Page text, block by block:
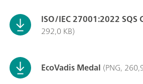
ISO/IEC 27001:2022 SQS
292,0 KB)
EcoVadis Medal (PNG,